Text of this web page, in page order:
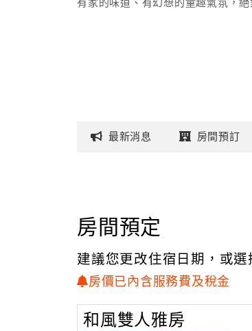
有家的味道、有幻想的童趣氣氛，
最新消息 房間預訂
房間預定
建議您更改住宿日期，或選
房價已內含服務費及稅金
和風雙人雅房